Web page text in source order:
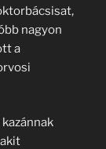
nagyon
a